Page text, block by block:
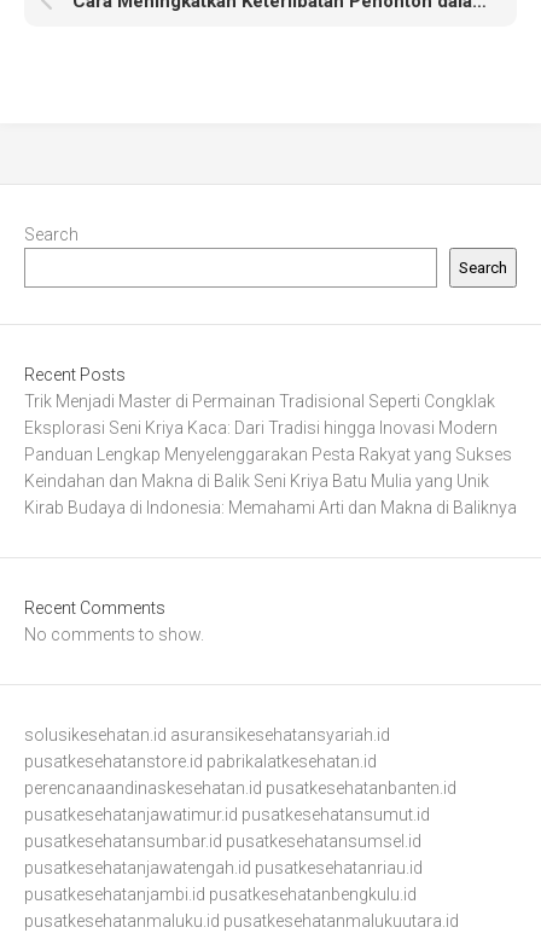
Search
Search
Recent Posts
Trik Menjadi Master di Permainan Tradisional Seperti Congklak
Eksplorasi Seni Kriya Kaca: Dari Tradisi hingga Inovasi Modern
Panduan Lengkap Menyelenggarakan Pesta Rakyat yang Sukses
Keindahan dan Makna di Balik Seni Kriya Batu Mulia yang Unik
Kirab Budaya di Indonesia: Memahami Arti dan Makna di Baliknya
Recent Comments
No comments to show.
solusikesehatan.id asuransikesehatansyariah.id
pusatkesehatanstore.id pabrikalatkesehatan.id
perencanaandinaskesehatan.id pusatkesehatanbanten.id
pusatkesehatanjawatimur.id pusatkesehatansumut.id
pusatkesehatansumbar.id pusatkesehatansumsel.id
pusatkesehatanjawatengah.id pusatkesehatanriau.id
pusatkesehatanjambi.id pusatkesehatanbengkulu.id
pusatkesehatanmaluku.id pusatkesehatanmalukuutara.id